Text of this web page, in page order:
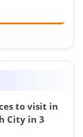
to visit in
City in 3